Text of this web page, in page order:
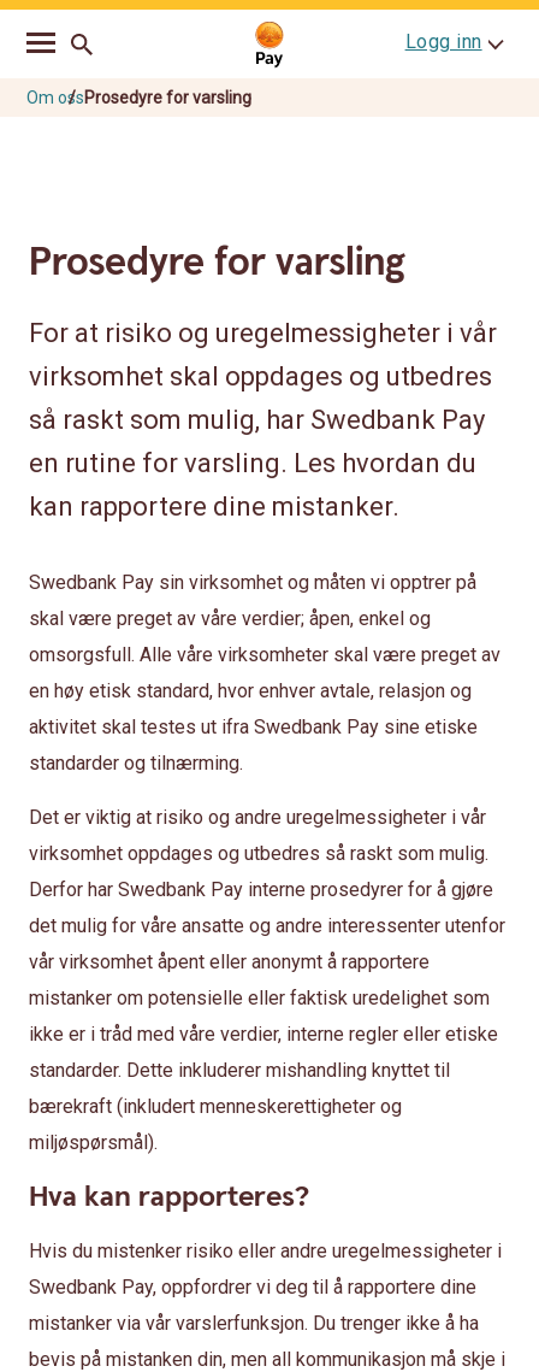
Go
navigation
Skip
Logg inn
Om ossProsedyre for varsling
Prosedyre for varsling
For at risiko og uregelmessigheter i vår
virksomhet skal oppdages og utbedres
så raskt som mulig, har Swedbank Pay
en rutine for varsling. Les hvordan du
kan rapportere dine mistanker.
Swedbank Pay sin virksomhet og måten vi opptrer på
skal være preget av våre verdier; åpen, enkel og
omsorgsfull. Alle våre virksomheter skal være preget av
en høy etisk standard, hvor enhver avtale, relasjon og
aktivitet skal testes ut ifra Swedbank Pay sine etiske
standarder og tilnærming.
Det er viktig at risiko og andre uregelmessigheter i vår
virksomhet oppdages og utbedres så raskt som mulig.
Derfor har Swedbank Pay interne prosedyrer for å gjøre
det mulig for våre ansatte og andre interessenter utenfor
vår virksomhet åpent eller anonymt å rapportere
mistanker om potensielle eller faktisk uredelighet som
ikke er i tråd med våre verdier, interne regler eller etiske
standarder. Dette inkluderer mishandling knyttet til
bærekraft (inkludert menneskerettigheter og
miljøspørsmål).
Hva kan rapporteres?
Hvis du mistenker risiko eller andre uregelmessigheter i
Swedbank Pay, oppfordrer vi deg til å rapportere dine
mistanker via vår varslerfunksjon. Du trenger ikke å ha
bevis på mistanken din, men all kommunikasjon må skje i